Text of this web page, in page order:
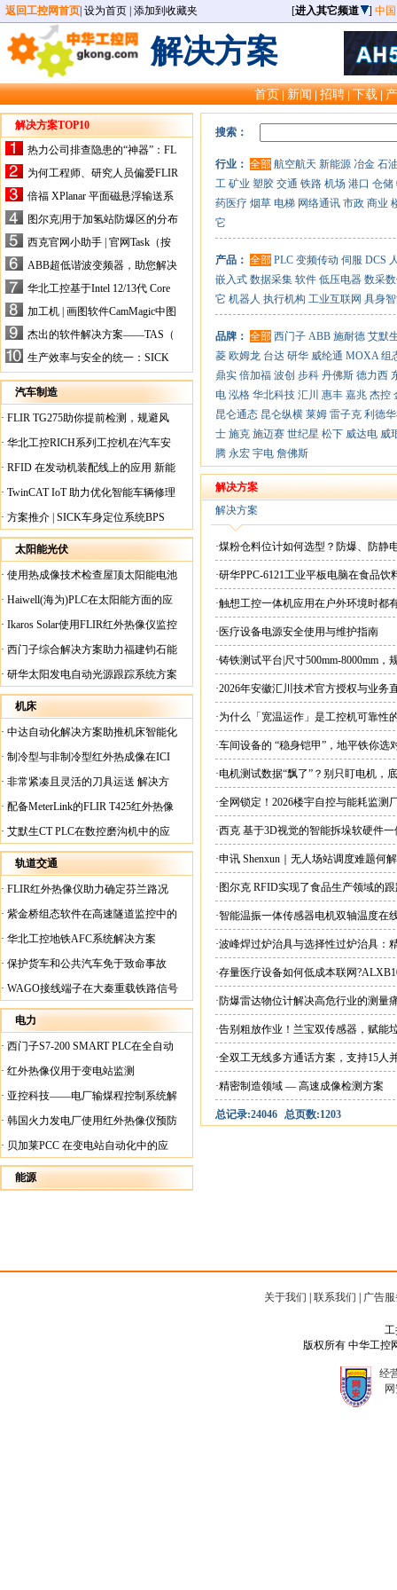
返回工控网首页 设为首页 添加到收藏夹 [进入其它频道 ] 中
解决方案
首页|新闻|招聘|下载|
解决方案TOP10
热力公司排查隐患的“神器”：FL
IR手持式热像仪，高效精准！
为何工程师、研究人员偏爱FLIR
X-HS系列热像仪？精准高效是
关键
倍福 XPlanar 平面磁悬浮输送系
统的创新应用
图尔克|用于加氢站防爆区的分布
式I/O解决方案
西克官网小助手 | 官网Task（按
任务选型）更新预告
ABB超低谐波变频器，助您解决
电气设备运行难题！
华北工控基于Intel 12/13代 Core
的ATX-6159嵌入式主板，推进
机器人市场
加工机 | 画图软件CamMagic中图
层整合的问题
杰出的软件解决方案——TAS（
Turck Automation Suite）
生产效率与安全的统一：SICK
关于机器人技术传感器解决方案
的采访
汽车制造
· FLIR TG275助你提前检测，规避风
险！
· 华北工控RICH系列工控机在汽车安
全检测行业中的应用
· RFID 在发动机装配线上的应用 新能
源汽车爆炸频发？
· TwinCAT IoT 助力优化智能车辆修理
· 方案推介 | SICK车身定位系统BPS
太阳能光伏
· 使用热成像技术检查屋顶太阳能电池
板
· Haiwell(海为)PLC在太阳能方面的应
用
· Ikaros Solar使用FLIR红外热像仪监控
已装太阳能电池板
· 西门子综合解决方案助力福建钧石能
源飞速发展
· 研华太阳发电自动光源跟踪系统方案
机床
· 中达自动化解决方案助推机床智能化
升级
· 制冷型与非制冷型红外热成像在ICI
工厂内完美配合
· 非常紧凑且灵活的刀具运送 解决方
案
· 配备MeterLink的FLIR T425红外热像
仪帮助Medite Europe Ltd加快红外检测
工作速度
· 艾默生CT PLC在数控磨沟机中的应
用
轨道交通
· FLIR红外热像仪助力确定芬兰路况
· 紫金桥组态软件在高速隧道监控中的
应用
· 华北工控地铁AFC系统解决方案
· 保护货车和公共汽车免于致命事故
· WAGO接线端子在大秦重载铁路信号
楼设备中的应用
电力
· 西门子S7-200 SMART PLC在全自动
蓄电池短路内阻检测机上的应用
· 红外热像仪用于变电站监测
· 亚控科技——电厂输煤程控制系统解
决方案
· 韩国火力发电厂使用红外热像仪预防
火灾
· 贝加莱PCC 在变电站自动化中的应
用
能源
搜索：
行业： 全部 航空航天 新能源 冶金 石
工 矿业 塑胶 交通 铁路 机场 港口 仓储
药医疗 烟草 电梯 网络通讯 市政 商业
它
产品： 全部 PLC 变频传动 伺服 DCS
嵌入式 数据采集 软件 低压电器 数采
它 机器人 执行机构 工业互联网 具身
品牌： 全部 西门子 ABB 施耐德 艾默
菱 欧姆龙 台达 研华 威纶通 MOXA 组
鼎实 倍加福 波创 步科 丹佛斯 德力西
电 泓格 华北科技 汇川 惠丰 嘉兆 杰控
昆仑通态 昆仑纵横 莱姆 雷子克 利德
士 施克 施迈赛 世纪星 松下 威达电 威
腾 永宏 宇电 詹佛斯
解决方案
解决方案
·煤粉仓料位计如何选型？防爆、防静
·研华PPC-6121工业平板电脑在食品
·触想工控一体机应用在户外环境时都
·医疗设备电源安全使用与维护指南
·铸铁测试平台|尺寸500mm-8000mm，
·2026年安徽汇川技术官方授权与业务
现货直供平台
·为什么「宽温运作」是工控机可靠性
·车间设备的 “稳身铠甲”，地平铁你选
·电机测试数据“飘了”？别只盯电机，
·全网锁定！2026楼宇自控与能耗监
·西克 基于3D视觉的智能拆垛软硬件
·申讯 Shenxun｜无人场站调度难题何
·图尔克 RFID实现了食品生产领域的
·智能温振一体传感器电机双轴温度在
·波峰焊过炉治具与选择性过炉治具：
·存量医疗设备如何低成本联网
·防爆雷达物位计解决高危行业的测量
·告别粗放作业！兰宝双传感器，赋能
·全双工无线多方通话方案，支持15人
·精密制造领域 — 高速成像检测方案
总记录:24046 总页数:1203
关于我们 联系我们 广告
工
版权所有 中华工控
经